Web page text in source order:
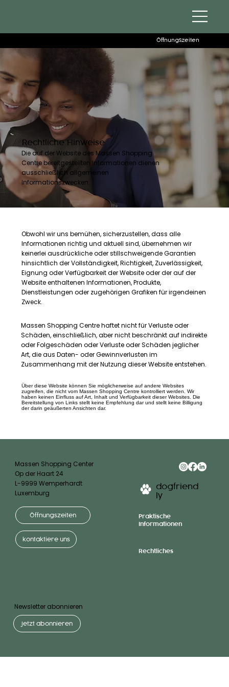
Öffnungszeiten
Rechtliche Hinweise
Die auf der Website des Massen Shopping
Centre bereitgestellten Informationen dienen
ausschließlich allgemeinen
Informationszwecken.
Obwohl wir uns bemühen, sicherzustellen, dass alle
Informationen richtig und aktuell sind, übernehmen wir
keinerlei ausdrückliche oder stillschweigende Garantien
hinsichtlich der Vollständigkeit, Richtigkeit, Zuverlässigkeit,
Eignung oder Verfügbarkeit der Website oder der auf der
Website enthaltenen Informationen, Produkte,
Dienstleistungen oder zugehörigen Grafiken für irgendeinen
Zweck.
Massen Shopping Centre haftet nicht für Verluste oder
Schäden, einschließlich, aber nicht beschränkt auf indirekte
oder Folgeschäden oder Verluste oder Schäden jeglicher
Art, die aus Daten- oder Gewinnverlusten im
Zusammenhang mit der Nutzung dieser Website entstehen.
Über diese Website können Sie möglicherweise auf andere Websites
zugreifen, die nicht vom Massen Shopping Centre kontrolliert werden. Wir
haben keinen Einfluss auf Art, Inhalt und Verfügbarkeit dieser Websites. Die
Bereitstellung von Links stellt keine Empfehlung dar und stellt keine Billigung
der darin geäußerten Ansichten dar.
Newsletter abonnieren
Jetzt abonnieren
dogfriend
ly
Praktische
Informationen
Rechtliches
Massen Shopping Center
Op der Haart 24
L-9999 Wemperhardt
Luxemburg
Öffnungszeiten
kontaktiere uns